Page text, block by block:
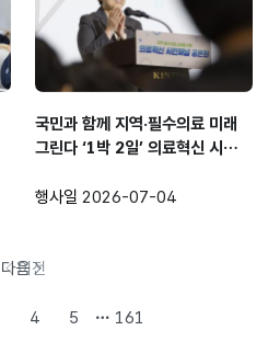
국민과 함께 지역·필수의료 미래
그린다 ‘1박 2일’ 의료혁신 시민
행사일 2026-07-04
이전
4 5 161
다음페이지로